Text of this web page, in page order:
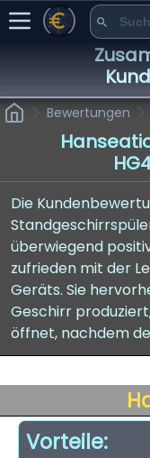
Bewertungen
Die
überwiegend
zufrieden mit der
Geräts. Sie
Geschirr
öffnet, nachdem
Vorteile: